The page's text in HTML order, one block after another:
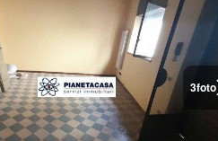
3foto